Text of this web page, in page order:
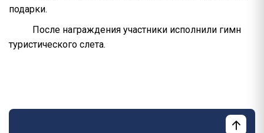
подарки.
После награждения участники исполнили гимн
туристического слета.